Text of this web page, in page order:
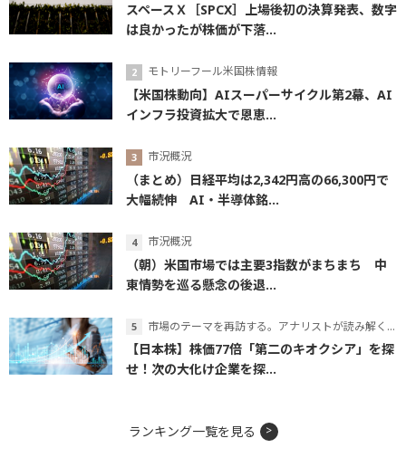
スペースＸ［SPCX］上場後初の決算発表、数字
は良かったが株価が下落...
モトリーフール米国株情報
【米国株動向】AIスーパーサイクル第2幕、AI
インフラ投資拡大で恩恵...
市況概況
（まとめ）日経平均は2,342円高の66,300円で
大幅続伸 AI・半導体銘...
市況概況
（朝）米国市場では主要3指数がまちまち 中
東情勢を巡る懸念の後退...
市場のテーマを再訪する。アナリストが読み解くテーマの本質
【日本株】株価77倍「第二のキオクシア」を探
せ！次の大化け企業を探...
ランキング一覧を見る